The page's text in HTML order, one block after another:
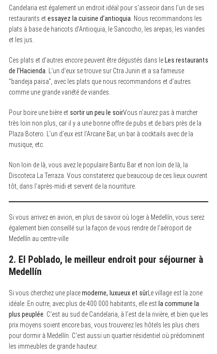
Candelaria est également un endroit idéal pour s’asseoir dans l’un de ses
restaurants etessayez la cuisine d’antioquia . Nous recommandons les
plats à base de haricots d’Antioquia, le Sancocho, les arepas, les viandes
et les jus.
Ces plats et d’autres encore peuvent être dégustés dans le Les restaurants
de l’Hacienda . L’un d’eux se trouve sur Ctra Junin et a sa fameuse
“bandeja paisa”, avec les plats que nous recommandons et d’autres
comme une grande variété de viandes.
Pour boire une bière et sortir un peu le soirVous n’aurez pas à marcher
très loin non plus, car il y a une bonne offre de pubs et de bars près de la
Plaza Botero. L’un d’eux est l’Arcane Bar, un bar à cocktails avec de la
musique, etc.
Non loin de là, vous avez le populaire Bantu Bar et non loin de là, la
Discoteca La Terraza. Vous constaterez que beaucoup de ces lieux ouvrent
tôt, dans l’après-midi et servent de la nourriture.
Si vous arrivez en avion, en plus de savoir où loger à Medellín, vous serez
également bien conseillé sur la façon de vous rendre de l’aéroport de
Medellín au centre-ville
2. El Poblado, le meilleur endroit pour séjourner à
Medellín
Si vous cherchez une placemoderne, luxueux et sûrLe village est la zone
idéale. En outre, avec plus de 400 000 habitants, elle est la commune la
plus peuplée . C’est au sud de Candelaria, à l’est de la rivière, et bien que les
prix moyens soient encore bas, vous trouverez les hôtels les plus chers
pour dormir à Medellín. C’est aussi un quartier résidentiel où prédominent
les immeubles de grande hauteur.